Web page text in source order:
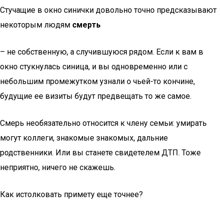
Стучащие в окно синички довольно точно предсказывают
некоторым людям смерть
– не собственную, а случившуюся рядом. Если к вам в
окно стукнулась синица, и вы одновременно или с
небольшим промежутком узнали о чьей-то кончине,
будущие ее визиты будут предвещать то же самое.
Смерь необязательно относится к члену семьи: умирать
могут коллеги, знакомые знакомых, дальние
родственники. Или вы станете свидетелем ДТП. Тоже
неприятно, ничего не скажешь.
Как истолковать примету еще точнее?